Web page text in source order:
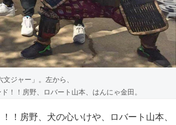
ジャー」。左から、
！！房野、ロバート山本、はんにゃ金田。
！房野、犬の心いけや、ロバート山本、